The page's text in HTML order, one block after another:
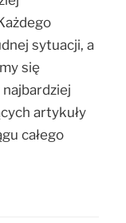
sytuacji, a
się
artykuły
całego